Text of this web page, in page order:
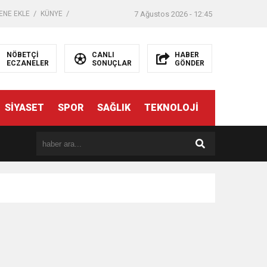
EKLE KÜNYE 7 Ağustos 2026 - 12:45
NÖBETÇİ
ECZANELER
CANLI
SONUÇLAR
HABER
GÖNDER
SİYASET SPOR SAĞLIK TEKNOLOJİ